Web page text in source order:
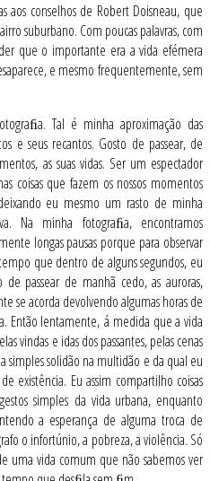
aos conselhos de Robert Doisneau, que
suburbano. Com poucas palavras, com
que o importante era a vida efémera
e mesmo frequentemente, sem
Tal é minha aproximação das
e seus recantos. Gosto de passear, de
as suas vidas. Ser um espectador
coisas que fazem os nossos momentos
eu mesmo um rasto de minha
Na minha fotograﬁa, encontramos
longas pausas porque para observar
que dentro de alguns segundos, eu
passear de manhã cedo, as auroras,
se acorda devolvendo algumas horas de
Então lentamente, á medida que a vida
vindas e idas dos passantes, pelas cenas
simples solidão na multidão e da qual eu
existência. Eu assim compartilho coisas
simples da vida urbana, enquanto
a esperança de alguma troca de
o infortúnio, a pobreza, a violência. Só
uma vida comum que não sabemos ver